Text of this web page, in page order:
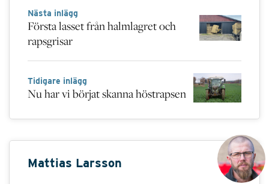
Nästa inlägg
Första lasset från halmlagret och
rapsgrisar
Tidigare inlägg
Nu har vi börjat skanna höstrapsen
Mattias Larsson